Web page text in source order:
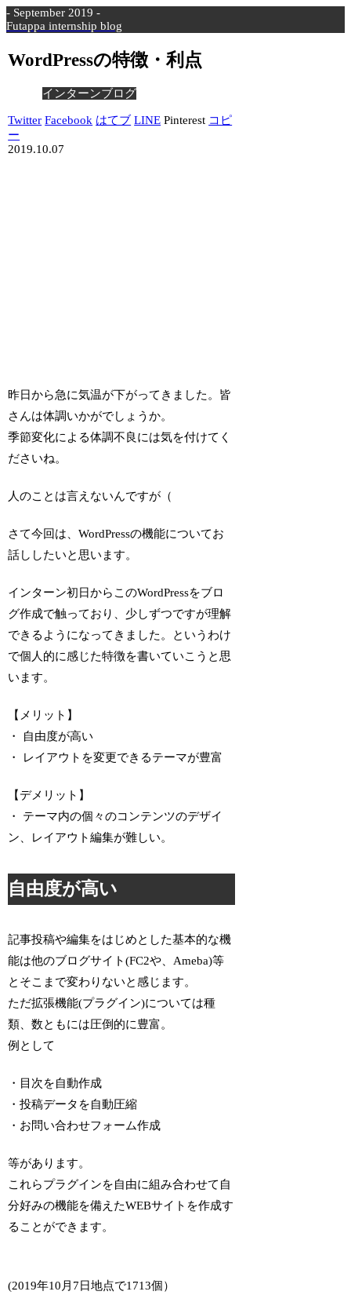
- September 2019 -
Futappa internship blog
WordPressの特徴・利点
インターンブログ
Twitter Facebook はてブ LINE Pinterest コピ
ー
2019.10.07
昨日から急に気温が下がってきました。皆
さんは体調いかがでしょうか。
季節変化による体調不良には気を付けてく
ださいね。
人のことは言えないんですが（
さて今回は、WordPressの機能についてお
話ししたいと思います。
インターン初日からこのWordPressをブロ
グ作成で触っており、少しずつですが理解
できるようになってきました。というわけ
で個人的に感じた特徴を書いていこうと思
います。
【メリット】
・ 自由度が高い
・ レイアウトを変更できるテーマが豊富
【デメリット】
・ テーマ内の個々のコンテンツのデザイ
ン、レイアウト編集が難しい。
自由度が高い
記事投稿や編集をはじめとした基本的な機
能は他のブログサイト(FC2や、Ameba)等
とそこまで変わりないと感じます。
ただ拡張機能(プラグイン)については種
類、数ともには圧倒的に豊富。
例として
・目次を自動作成
・投稿データを自動圧縮
・お問い合わせフォーム作成
等があります。
これらプラグインを自由に組み合わせて自
分好みの機能を備えたWEBサイトを作成す
ることができます。
(2019年10月7日地点で1713個）